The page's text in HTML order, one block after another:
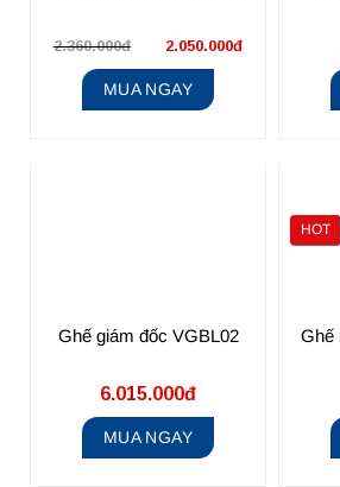
2.360.000đ 2.050.000đ
MUA NGAY
Ghế giám đốc VGBL02
6.015.000đ
MUA NGAY
HOT
Ghế